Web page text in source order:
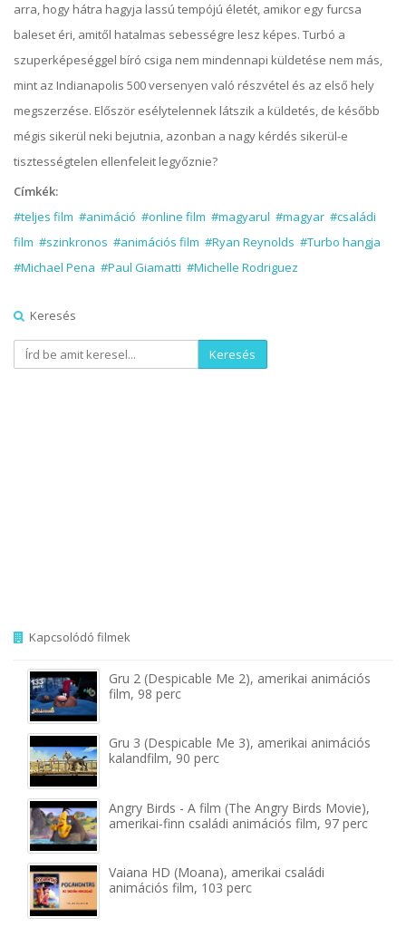
arra, hogy hátra hagyja lassú tempójú életét, amikor egy furcsa
baleset éri, amitől hatalmas sebességre lesz képes. Turbó a
szuperképeséggel bíró csiga nem mindennapi küldetése nem más,
mint az Indianapolis 500 versenyen való részvétel és az első hely
megszerzése. Először esélytelennek látszik a küldetés, de később
mégis sikerül neki bejutnia, azonban a nagy kérdés sikerül-e
tisztességtelen ellenfeleit legyőznie?
Címkék:
#teljes film #animáció #online film #magyarul #magyar #családi
film #szinkronos #animációs film #Ryan Reynolds #Turbo hangja
#Michael Pena #Paul Giamatti #Michelle Rodriguez
Keresés
Keresés
Kapcsolódó filmek
Gru 2 (Despicable Me 2), amerikai animációs
film, 98 perc
Gru 3 (Despicable Me 3), amerikai animációs
kalandfilm, 90 perc
Angry Birds - A film (The Angry Birds Movie),
amerikai-finn családi animációs film, 97 perc
Vaiana HD (Moana), amerikai családi
animációs film, 103 perc